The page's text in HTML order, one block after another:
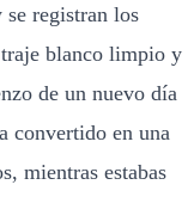
registran los
traje blanco limpio y
de un nuevo día
convertido en una
mientras estabas